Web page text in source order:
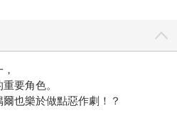
要角色。
也樂於做點惡作劇！？